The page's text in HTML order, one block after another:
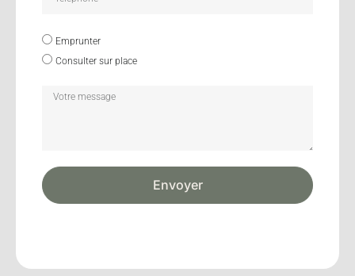
Emprunter
Consulter sur place
Envoyer